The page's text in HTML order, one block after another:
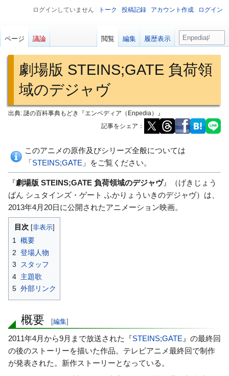
劇場版 STEINS;GATE 負荷領
域のデジャヴ
出典: 謎の百科事典もどき『エンペディア（Enpedia）』
記事をシェア：
ビ
ゲ
ー
シ
ョ
索
に
移
動
このアニメの原作及びシリーズ全般については
「STEINS;GATE 」をご覧ください。
『劇場版 STEINS;GATE 負荷領域のデジャヴ』（げきじょう
ばん シュタインズ・ゲート ふかりょういきのデジャヴ）は、
2013年4月20日に公開されたアニメーション映画。
目次
1 概要
2 登場人物
3
スタッフ
4 主題歌
5 外部リンク
概要 [編集]
2011年4月から9月まで放送された『STEINS;GATE 』の最終回
の後のストーリーを描いた作品。テレビアニメ最終回で制作
が発表された。新作ストーリーとなっている。
ログインしていません トーク 投稿記録 アカウント作成 ログイン
ページ 議論 閲覧 編集 履歴表示
検
索